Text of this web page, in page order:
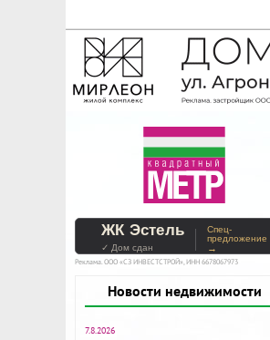
На Метре
Помогайте
ЖК Эстель
✓ Дом сдан
Спец-
предложение
→
Реклама. ООО «СЗ ИНВЕСТСТРОЙ», ИНН 6678067973
Новости недвижимости
7.8.2026